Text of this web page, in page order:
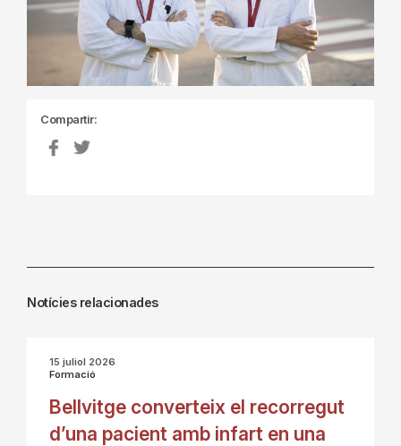
Compartir:
Notícies relacionades
15 juliol 2026
Formació
Bellvitge converteix el recorregut
d’una pacient amb infart en una